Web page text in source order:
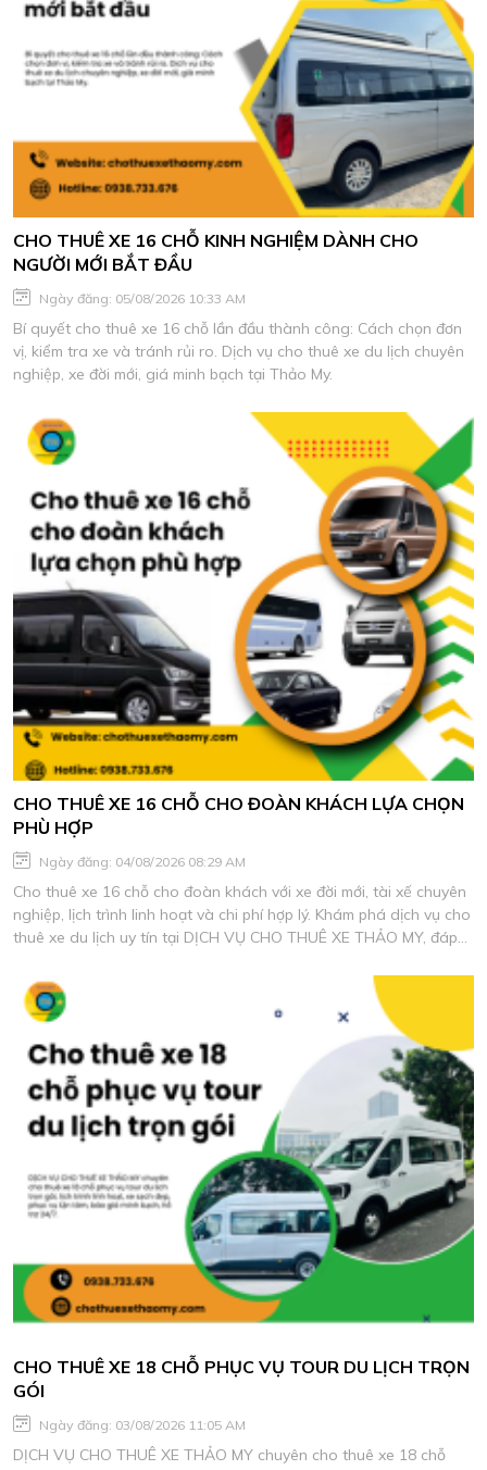
CHO THUÊ XE 16 CHỖ KINH NGHIỆM DÀNH CHO
NGƯỜI MỚI BẮT ĐẦU
Ngày đăng: 05/08/2026 10:33 AM
Bí quyết cho thuê xe 16 chỗ lần đầu thành công: Cách chọn đơn
vị, kiểm tra xe và tránh rủi ro. Dịch vụ cho thuê xe du lịch chuyên
nghiệp, xe đời mới, giá minh bạch tại Thảo My.
CHO THUÊ XE 16 CHỖ CHO ĐOÀN KHÁCH LỰA CHỌN
PHÙ HỢP
Ngày đăng: 04/08/2026 08:29 AM
Cho thuê xe 16 chỗ cho đoàn khách với xe đời mới, tài xế chuyên
nghiệp, lịch trình linh hoạt và chi phí hợp lý. Khám phá dịch vụ cho
thuê xe du lịch uy tín tại DỊCH VỤ CHO THUÊ XE THẢO MY, đáp
CHO THUÊ XE 18 CHỖ PHỤC VỤ TOUR DU LỊCH TRỌN
GÓI
Ngày đăng: 03/08/2026 11:05 AM
DỊCH VỤ CHO THUÊ XE THẢO MY chuyên cho thuê xe 18 chỗ